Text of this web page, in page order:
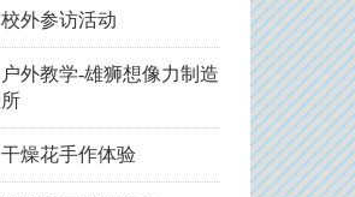
校外参访活动
户外教学-雄狮想像力制造
所
干燥花手作体验